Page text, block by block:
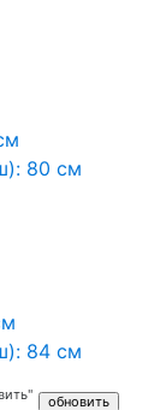
80 см
84 см